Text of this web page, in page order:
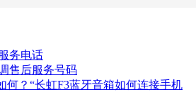
务电话
售后服务号码
何？“长虹F3蓝牙音箱如何连接手机